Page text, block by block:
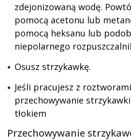
zdejonizowaną wodę.
pomocą acetonu lub
pomocą heksanu lub
niepolarnego
Osusz strzykawkę.
Jeśli pracujesz z
przechowywanie
tłokiem
Przechowywanie